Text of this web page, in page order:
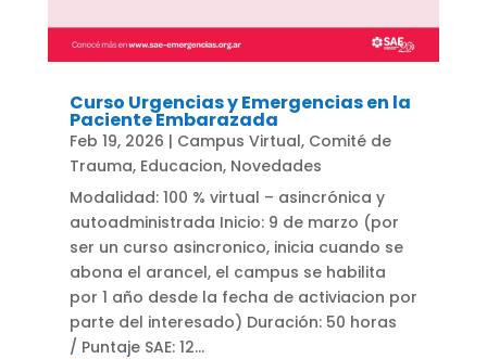
Curso Urgencias y Emergencias en la
Paciente Embarazada
Feb 19, 2026 | Campus Virtual, Comité de
Trauma, Educacion, Novedades
Modalidad: 100 % virtual – asincrónica y
autoadministrada Inicio: 9 de marzo (por
ser un curso asincronico, inicia cuando se
abona el arancel, el campus se habilita
por 1 año desde la fecha de activiacion por
parte del interesado) Duración: 50 horas
/ Puntaje SAE: 12...